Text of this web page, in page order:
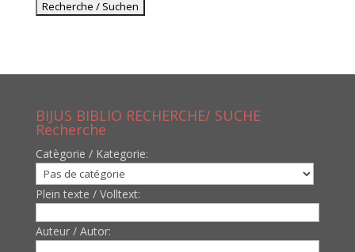
BIJUS BIBLIO RECHERCHE/ SUCHE
Recherche
Catègorie / Kategorie:
Plein texte / Volltext:
Auteur / Autor: